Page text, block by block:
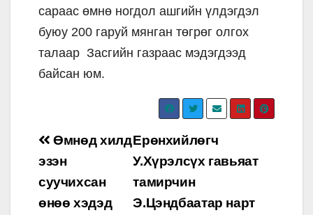
сараас өмнө ногдол ашгийн үлдэгдэл
буюу 200 гаруй мянган төгрөг олгох
талаар Засгийн газраас мэдэгдээд
байсан юм.
Post
navigation
Ерөнхийлөгч
У.Хүрэлсүх гавьяат
тамирчин
Э.Цэндбаатар нарт
Өмнөд хилд
эзэн
суучихсан
өнөө хэдэд